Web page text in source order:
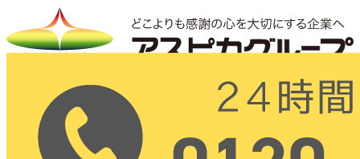
株式会社アスピカ
〒500-8357
岐阜県岐阜市六条大溝1丁目2‐3
（24時間 365日営業）